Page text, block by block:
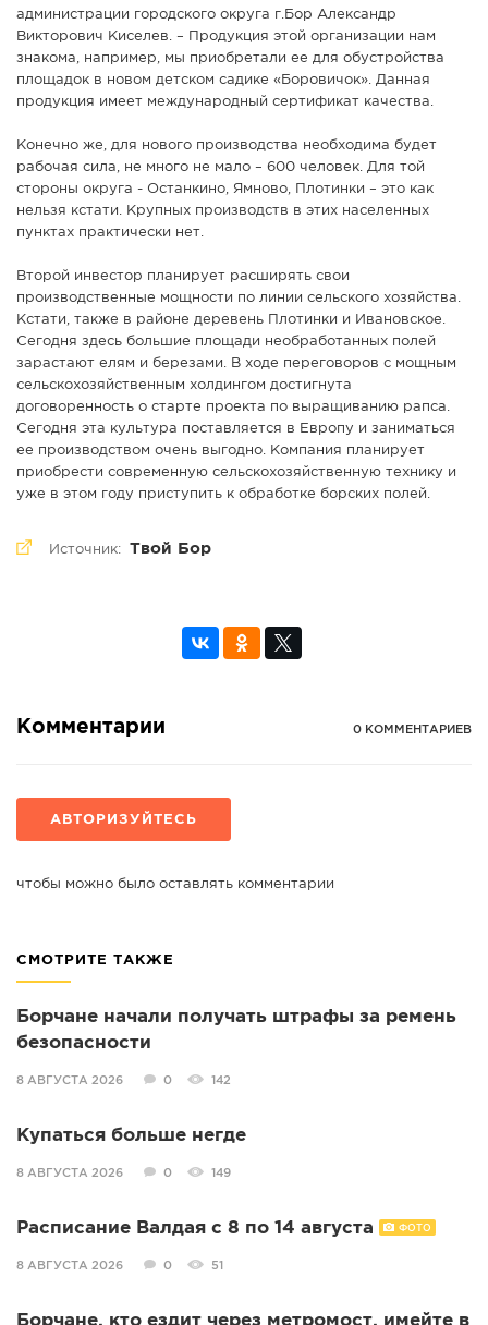
администрации городского округа г.Бор Александр
Викторович Киселев. – Продукция этой организации нам
знакома, например, мы приобретали ее для обустройства
площадок в новом детском садике «Боровичок». Данная
продукция имеет международный сертификат качества.
Конечно же, для нового производства необходима будет
рабочая сила, не много не мало – 600 человек. Для той
стороны округа - Останкино, Ямново, Плотинки – это как
нельзя кстати. Крупных производств в этих населенных
пунктах практически нет.
Второй инвестор планирует расширять свои
производственные мощности по линии сельского хозяйства.
Кстати, также в районе деревень Плотинки и Ивановское.
Сегодня здесь большие площади необработанных полей
зарастают елям и березами. В ходе переговоров с мощным
сельскохозяйственным холдингом достигнута
договоренность о старте проекта по выращиванию рапса.
Сегодня эта культура поставляется в Европу и заниматься
ее производством очень выгодно. Компания планирует
приобрести современную сельскохозяйственную технику и
уже в этом году приступить к обработке борских полей.
Источник: Твой Бор
Комментарии 0 КОММЕНТАРИЕВ
АВТОРИЗУЙТЕСЬ
чтобы можно было оставлять комментарии
СМОТРИТЕ ТАКЖЕ
Борчане начали получать штрафы за ремень
безопасности
8 АВГУСТА 2026 0 142
Купаться больше негде
8 АВГУСТА 2026 0 149
Расписание Валдая с 8 по 14 августа ФОТО
8 АВГУСТА 2026 0 51
Борчане, кто ездит через метромост, имейте в